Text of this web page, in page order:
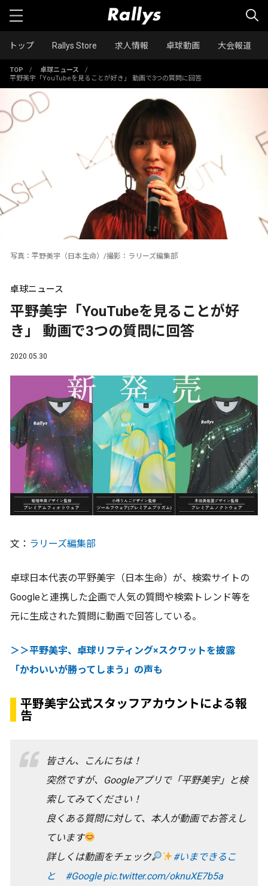
トップ Rallys Store 求人情報 卓球動画 大会報道
TOP / 卓球ニュース
/
平野美宇「YouTubeを見ることが好き」 動画で3つの質問に回答
写真：平野美宇（日本生命）/撮影：ラリーズ編集部
卓球ニュース
平野美宇「YouTubeを見ることが好
き」 動画で3つの質問に回答
2020.05.30
文： ラリーズ編集部
卓球日本代表の平野美宇（日本生命）が、検索サイトの
Googleと連携した企画で人気の質問や検索トレンド等を
元に生成された質問に動画で回答している。
＞＞平野美宇、卓球リフティング×スクワットを披露
「かわいいが勝ってしまう」の声も
平野美宇公式スタッフアカウントによる報
告
皆さん、こんにちは！
突然ですが、Googleアプリで「平野美宇」と検
索してみてください！
良くある質問に対して、本人が動画でお答えし
ています
詳しくは動画をチェック
#いまできるこ
と
#Google pic.twitter.com/oknuXE7b5a